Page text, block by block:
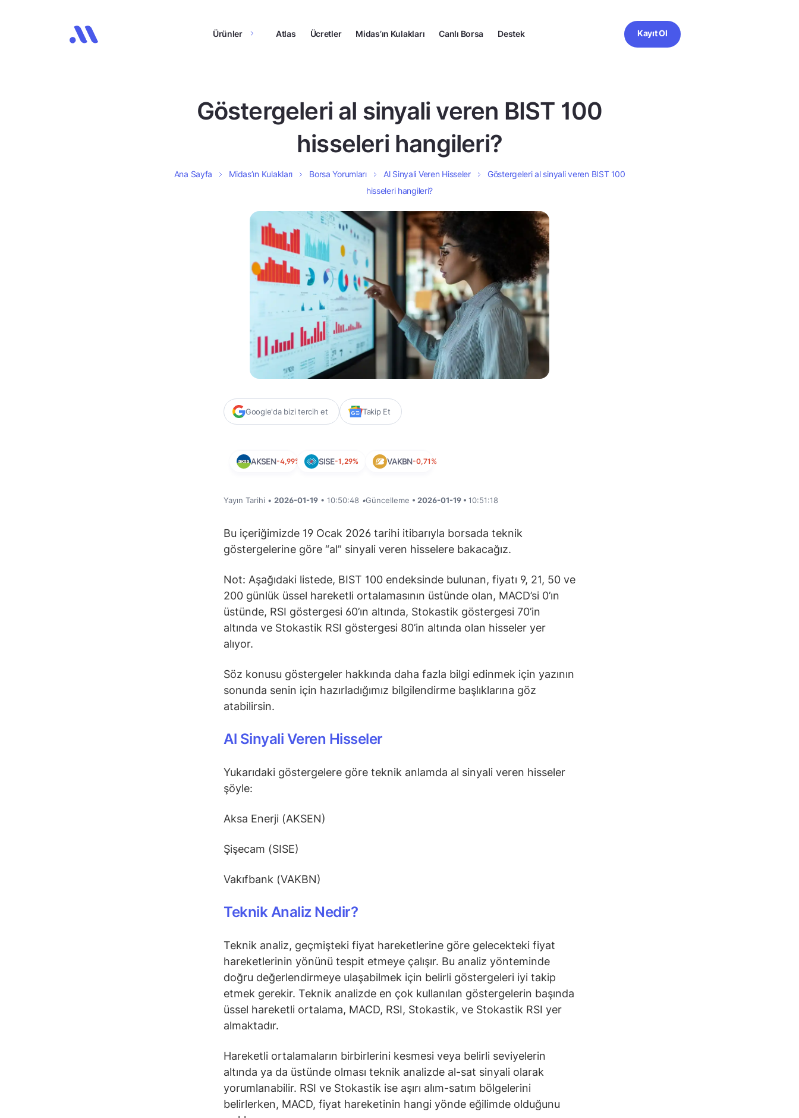
Ürünler Atlas Ücretler Midas’ın Kulakları Canlı Borsa Destek Kayıt Ol
Göstergeleri al sinyali veren BIST 100
hisseleri hangileri?
Ana Sayfa Midas’ın Kulakları Borsa Yorumları Al Sinyali Veren Hisseler
Göstergeleri al sinyali veren BIST 100
hisseleri hangileri?
Google'da bizi tercih et Takip Et
AKSEN-4,99% SISE-1,29% VAKBN-0,71%
Yayın Tarihi • 2026-01-19 • 10:50:48 •Güncelleme • 2026-01-19 • 10:51:18
Bu içeriğimizde 19 Ocak 2026 tarihi itibarıyla borsada teknik
göstergelerine göre “al” sinyali veren hisselere bakacağız.
Not: Aşağıdaki listede, BIST 100 endeksinde bulunan, fiyatı 9, 21, 50 ve
200 günlük üssel hareketli ortalamasının üstünde olan, MACD’si 0’ın
üstünde, RSI göstergesi 60’ın altında, Stokastik göstergesi 70’in
altında ve Stokastik RSI göstergesi 80’in altında olan hisseler yer
alıyor.
Söz konusu göstergeler hakkında daha fazla bilgi edinmek için yazının
sonunda senin için hazırladığımız bilgilendirme başlıklarına göz
atabilirsin.
Al Sinyali Veren Hisseler
Yukarıdaki göstergelere göre teknik anlamda al sinyali veren hisseler
şöyle:
Aksa Enerji (AKSEN)
Şişecam (SISE)
Vakıfbank (VAKBN)
Teknik Analiz Nedir?
Teknik analiz, geçmişteki fiyat hareketlerine göre gelecekteki fiyat
hareketlerinin yönünü tespit etmeye çalışır. Bu analiz yönteminde
doğru değerlendirmeye ulaşabilmek için belirli göstergeleri iyi takip
etmek gerekir. Teknik analizde en çok kullanılan göstergelerin başında
üssel hareketli ortalama, MACD, RSI, Stokastik, ve Stokastik RSI yer
almaktadır.
Hareketli ortalamaların birbirlerini kesmesi veya belirli seviyelerin
altında ya da üstünde olması teknik analizde al-sat sinyali olarak
yorumlanabilir. RSI ve Stokastik ise aşırı alım-satım bölgelerini
belirlerken, MACD, fiyat hareketinin hangi yönde eğilimde olduğunu